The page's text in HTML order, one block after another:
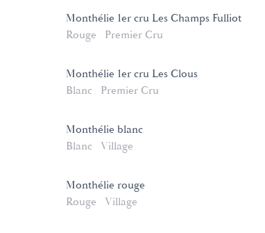
Monthélie 1er cru Les Champs Fulliot
Rouge
Premier Cru
Monthélie 1er cru Les Clous
Blanc
Premier Cru
Monthélie blanc
Blanc
Village
Monthélie rouge
Rouge
Village